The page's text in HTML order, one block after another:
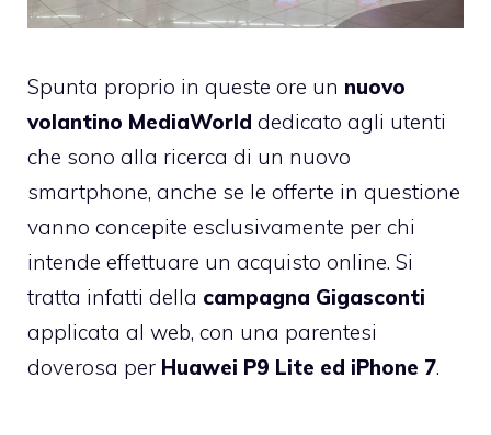
Spunta proprio in queste ore un nuovo
volantino MediaWorld dedicato agli utenti
che sono alla ricerca di un nuovo
smartphone, anche se le offerte in questione
vanno concepite esclusivamente per chi
intende effettuare un acquisto online. Si
tratta infatti della campagna Gigasconti
applicata al web, con una parentesi
doverosa per Huawei P9 Lite ed iPhone 7.